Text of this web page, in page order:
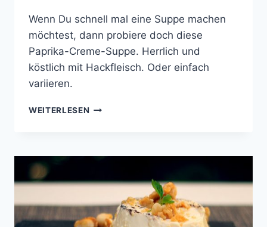
Wenn Du schnell mal eine Suppe machen
möchtest, dann probiere doch diese
Paprika-Creme-Suppe. Herrlich und
köstlich mit Hackfleisch. Oder einfach
variieren.
WEITERLESEN PAPRIKA-
HACKFLEISCH